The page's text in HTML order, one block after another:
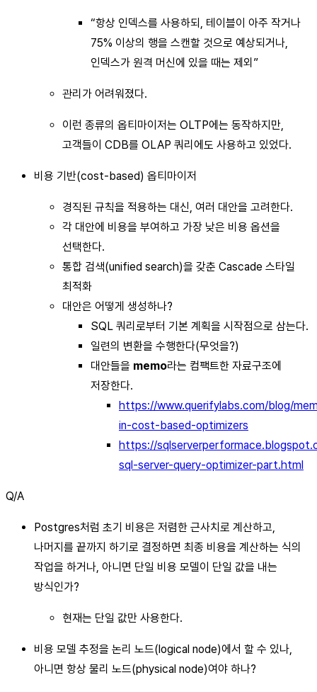
“항상 인덱스를 사용하되, 테이블이 아주 작거나
75% 이상의 행을 스캔할 것으로 예상되거나,
인덱스가 원격 머신에 있을 때는 제외”
관리가 어려워졌다.
이런 종류의 옵티마이저는 OLTP에는 동작하지만,
고객들이 CDB를 OLAP 쿼리에도 사용하고 있었다.
비용 기반(cost-based) 옵티마이저
경직된 규칙을 적용하는 대신, 여러 대안을 고려한다.
각 대안에 비용을 부여하고 가장 낮은 비용 옵션을
선택한다.
통합 검색(unified search)을 갖춘 Cascade 스타일
최적화
대안은 어떻게 생성하나?
SQL 쿼리로부터 기본 계획을 시작점으로 삼는다.
일련의 변환을 수행한다(무엇을?)
대안들을 memo라는 컴팩트한 자료구조에
저장한다.
https://www.querifylabs.com/blog/
in-cost-based-optimizers
https://
sql-server-query-optimizer-part.html
Q/A
Postgres처럼 초기 비용은 저렴한 근사치로 계산하고,
나머지를 끝까지 하기로 결정하면 최종 비용을 계산하는 식의
작업을 하거나, 아니면 단일 비용 모델이 단일 값을 내는
방식인가?
현재는 단일 값만 사용한다.
비용 모델 추정을 논리 노드(logical node)에서 할 수 있나,
아니면 항상 물리 노드(physical node)여야 하나?